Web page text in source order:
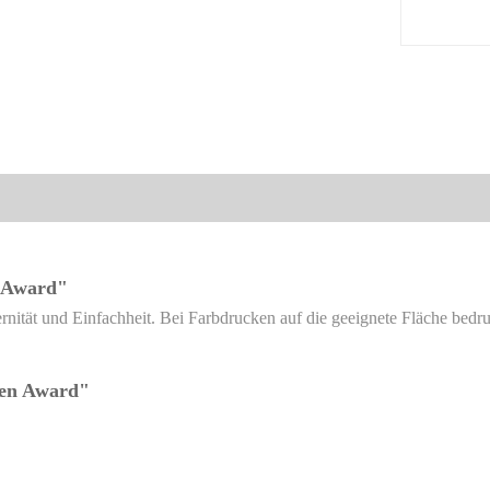
und Einfachheit. Bei Farbdrucken auf die geeignete Fläche
Award"